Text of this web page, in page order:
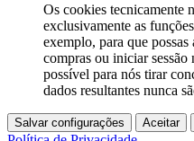
Os cookies tecnicamente
exclusivamente as
exemplo, para que
compras ou iniciar
possível para nós tirar
dados resultantes nunca
Salvar configurações Aceitar